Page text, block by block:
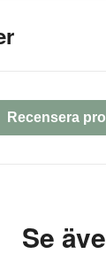
Recensera
Se